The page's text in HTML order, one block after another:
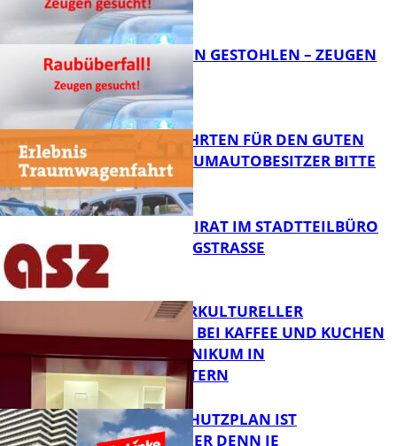
FB News
TEURE KETTEN GESTOHLEN – ZEUGEN
GESUCHT!
FB News
SPENDENFAHRTEN FÜR DEN GUTEN
ZWECK – TRAUMAUTOBESITZER BITTE
MELDEN!
FB News
SENIORENBEIRAT IM STADTTEILBÜRO
IN DER KÖNIGSTRASSE
NEUER INTERKULTURELLER
TREFFPUNKT BEI KAFFEE UND KUCHEN
IM PFALZKLINIKUM IN
KAISERSLAUTERN
EIN HITZESCHUTZPLAN IST
NOTWENDIGER DENN JE